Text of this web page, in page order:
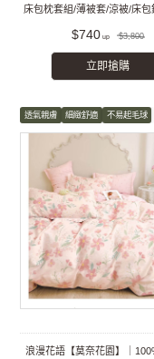
床包枕套組/薄被套/涼被/床包
$740 $3,800
立即搶購
透氣親膚 細緻舒適 不易起毛球
浪漫花語【莫奈花園】｜